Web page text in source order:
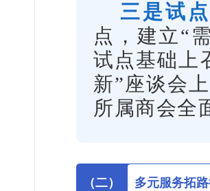
三是试
点，建立“
试点基础上
新”座谈会
所属商会全
（二） 多元服务拓